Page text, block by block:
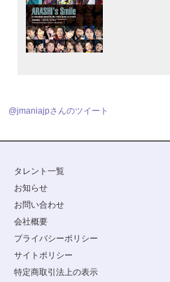
@jmaniajpさんのツイート
タレント一覧
お知らせ
お問い合わせ
会社概要
プライバシーポリシー
サイトポリシー
特定商取引法上の表示